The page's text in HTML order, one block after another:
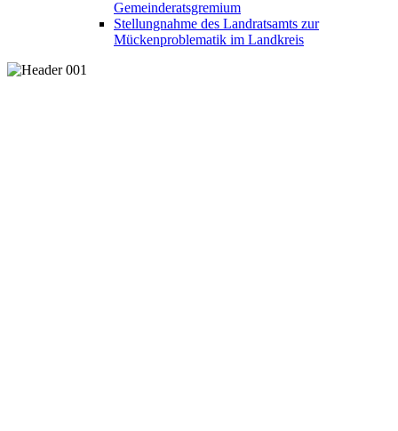
Gemeinderatsgremium
Stellungnahme des Landratsamts zur
Mückenproblematik im Landkreis